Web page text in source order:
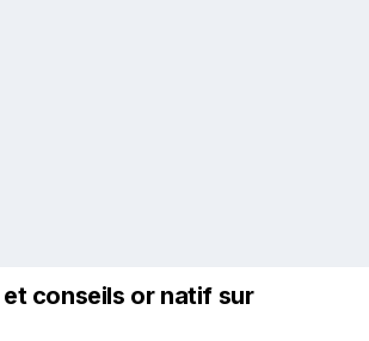
conseils or natif sur